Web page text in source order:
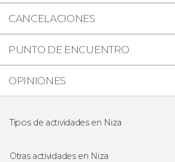
CANCELACIONES
PUNTO DE ENCUENTRO
OPINIONES
Tipos de actividades en Niza
Excursiones de un día
Otras actividades en Niza